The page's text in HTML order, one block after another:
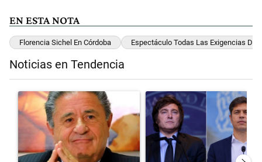
EN ESTA NOTA
Florencia Sichel En Córdoba Espectáculo Todas Las Exigencias Del
Noticias en Tendencia
Un artículo de tendencia con el título "Vacunatorio VIP: piden
Un artículo de tendencia con el